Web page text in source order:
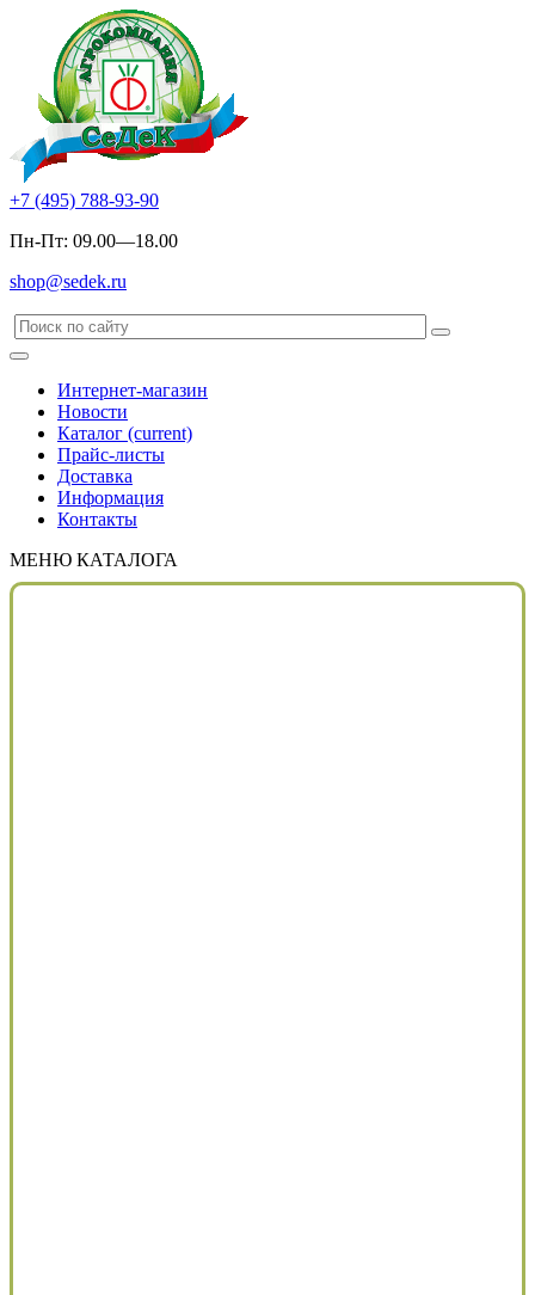
+7 (495) 788-93-90
Пн-Пт: 09.00—18.00
shop@sedek.ru
Интернет-магазин
Новости
Каталог (current)
Прайс-листы
Доставка
Информация
Контакты
МЕНЮ КАТАЛОГА